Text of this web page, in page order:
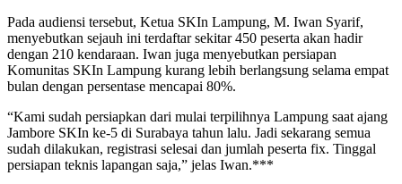
Pada audiensi tersebut, Ketua SKIn Lampung, M. Iwan Syarif,
menyebutkan sejauh ini terdaftar sekitar 450 peserta akan hadir
dengan 210 kendaraan. Iwan juga menyebutkan persiapan
Komunitas SKIn Lampung kurang lebih berlangsung selama empat
bulan dengan persentase mencapai 80%.
“Kami sudah persiapkan dari mulai terpilihnya Lampung saat ajang
Jambore SKIn ke-5 di Surabaya tahun lalu. Jadi sekarang semua
sudah dilakukan, registrasi selesai dan jumlah peserta fix. Tinggal
persiapan teknis lapangan saja,” jelas Iwan.***